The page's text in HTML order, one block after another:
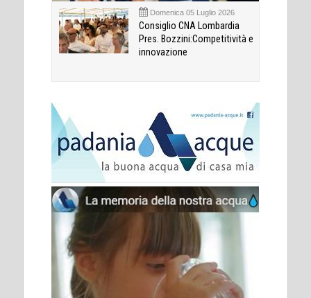
Domenica 05 Luglio 2026
Consiglio CNA Lombardia
Pres. Bozzini:Competitività e
innovazione